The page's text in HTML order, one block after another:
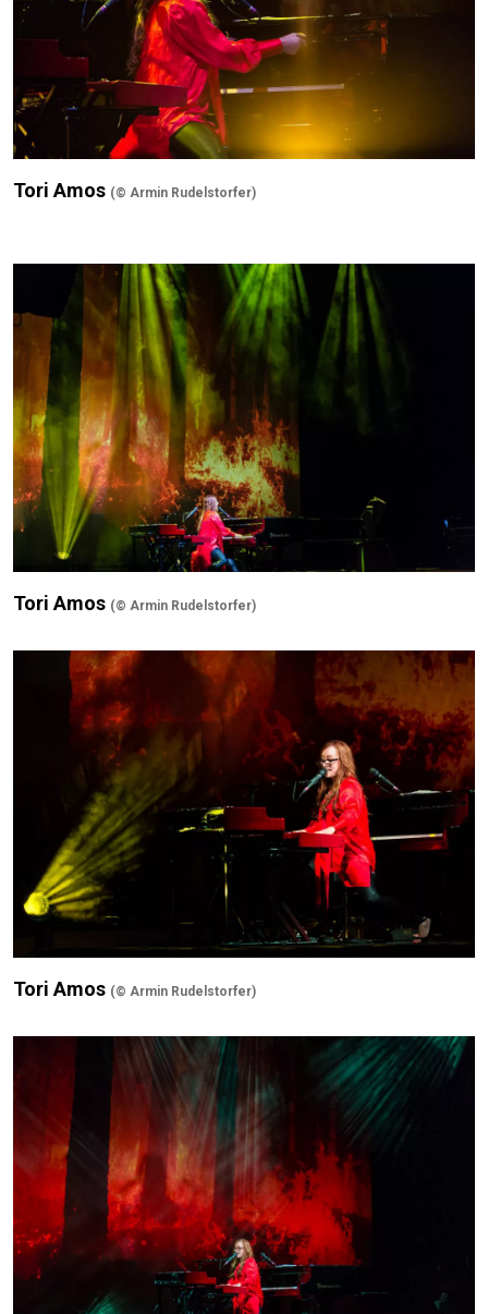
Tori Amos (© Armin Rudelstorfer)
Tori Amos (© Armin Rudelstorfer)
Tori Amos (© Armin Rudelstorfer)